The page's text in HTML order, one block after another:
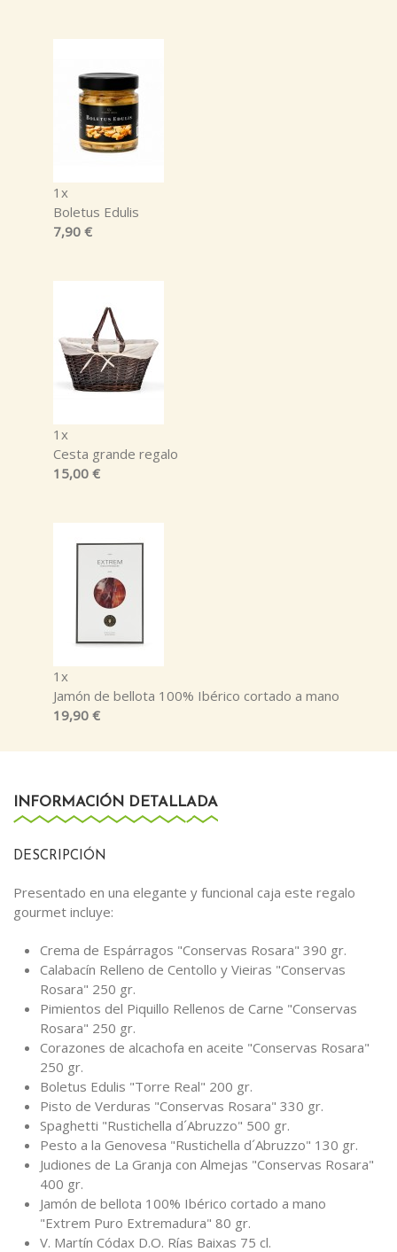
1x
Boletus Edulis
7,90 €
1x
Cesta grande regalo
15,00 €
1x
Jamón de bellota 100% Ibérico cortado a mano
19,90 €
INFORMACIÓN DETALLADA
DESCRIPCIÓN
Presentado en una elegante y funcional caja este regalo
gourmet incluye:
Crema de Espárragos "Conservas Rosara" 390 gr.
Calabacín Relleno de Centollo y Vieiras "Conservas
Rosara" 250 gr.
Pimientos del Piquillo Rellenos de Carne "Conservas
Rosara" 250 gr.
Corazones de alcachofa en aceite "Conservas Rosara"
250 gr.
Boletus Edulis "Torre Real" 200 gr.
Pisto de Verduras "Conservas Rosara" 330 gr.
Spaghetti "Rustichella d´Abruzzo" 500 gr.
Pesto a la Genovesa "Rustichella d´Abruzzo" 130 gr.
Judiones de La Granja con Almejas "Conservas Rosara"
400 gr.
Jamón de bellota 100% Ibérico cortado a mano
"Extrem Puro Extremadura" 80 gr.
V. Martín Códax D.O. Rías Baixas 75 cl.